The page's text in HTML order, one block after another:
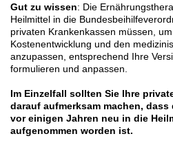
Gut zu wissen: Die
Heilmittel in die
privaten Krankenkassen müssen,
Kostenentwicklung und den
anzupassen, entsprechend Ihre
formulieren und anpassen.
Im Einzelfall sollten Sie Ihre
darauf aufmerksam machen,
vor einigen Jahren neu in die
aufgenommen worden ist.